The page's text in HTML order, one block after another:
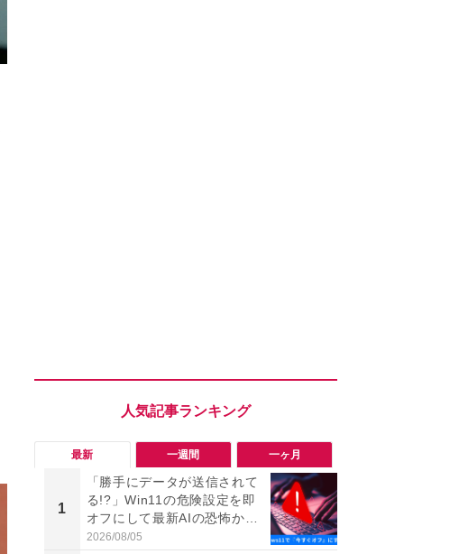
最新 一週間 一ヶ月
1
「勝手にデータが送信されて
る!?」Win11の危険設定を即
オフにして最新AIの恐怖から
身を守る技
2026/08/05